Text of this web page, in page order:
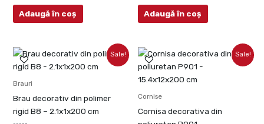
0
dinAdaugă în coș
0
dinAdaugă în coș
Sale!
Brauri
Brau decorativ din polimer
rigid B8 – 2.1x1x200 cm
Prețul
a
Prețul
curent
este:
Sale!
Cornise
Cornisa decorativa din
Prețul
a
fost:
Prețul
curent